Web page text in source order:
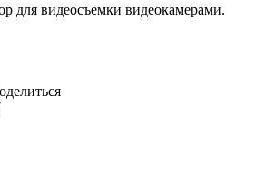
для видеосъемки видеокамерами.